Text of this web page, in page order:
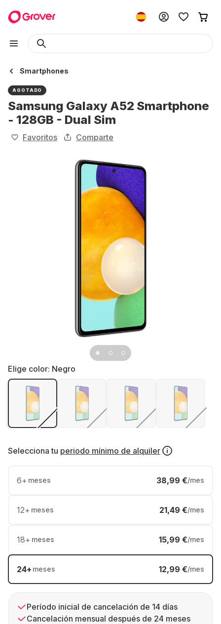
Smartphones
AGOTADO
Samsung Galaxy A52 Smartphone
- 128GB - Dual Sim
Favoritos Comparte
Elige color: Negro
Selecciona tu periodo mínimo de alquiler
6+ meses 38,99 €/mes
12+ meses 21,49 €/mes
18+ meses 15,99 €/mes
24+ meses 12,99 €/mes
Período inicial de cancelación de 14 días
Cancelación mensual después de 24 meses